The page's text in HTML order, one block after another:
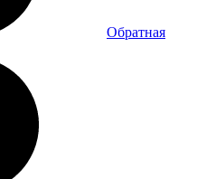
Обратная